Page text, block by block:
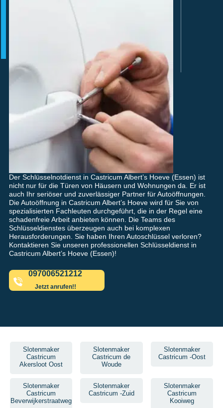
Der Schlüsselnotdienst in Castricum Albert’s Hoeve (Essen) ist
nicht nur für die Türen von Häusern und Wohnungen da. Er ist
auch Ihr seriöser und zuverlässiger Partner für Autoöffnungen.
Die Autoöffnung in Castricum Albert’s Hoeve wird für Sie von
spezialisierten Fachleuten durchgeführt, die in der Regel eine
schadenfreie Arbeit anbieten können. Die Teams des
Schlüsseldienstes überzeugen auch bei komplexen
Herausforderungen. Sie haben Ihren Autoschlüssel verloren?
Kontaktieren Sie unseren professionellen Schlüsseldienst in
Castricum Albert’s Hoeve (Essen)!
097006521212
Jetzt anrufen!!
Slotenmaker
Castricum
Akersloot Oost
Slotenmaker
Castricum de
Woude
Slotenmaker
Castricum -Oost
Slotenmaker
Castricum
Beverwijkerstraatweg
Slotenmaker
Castricum -Zuid
Slotenmaker
Castricum
Kooiweg